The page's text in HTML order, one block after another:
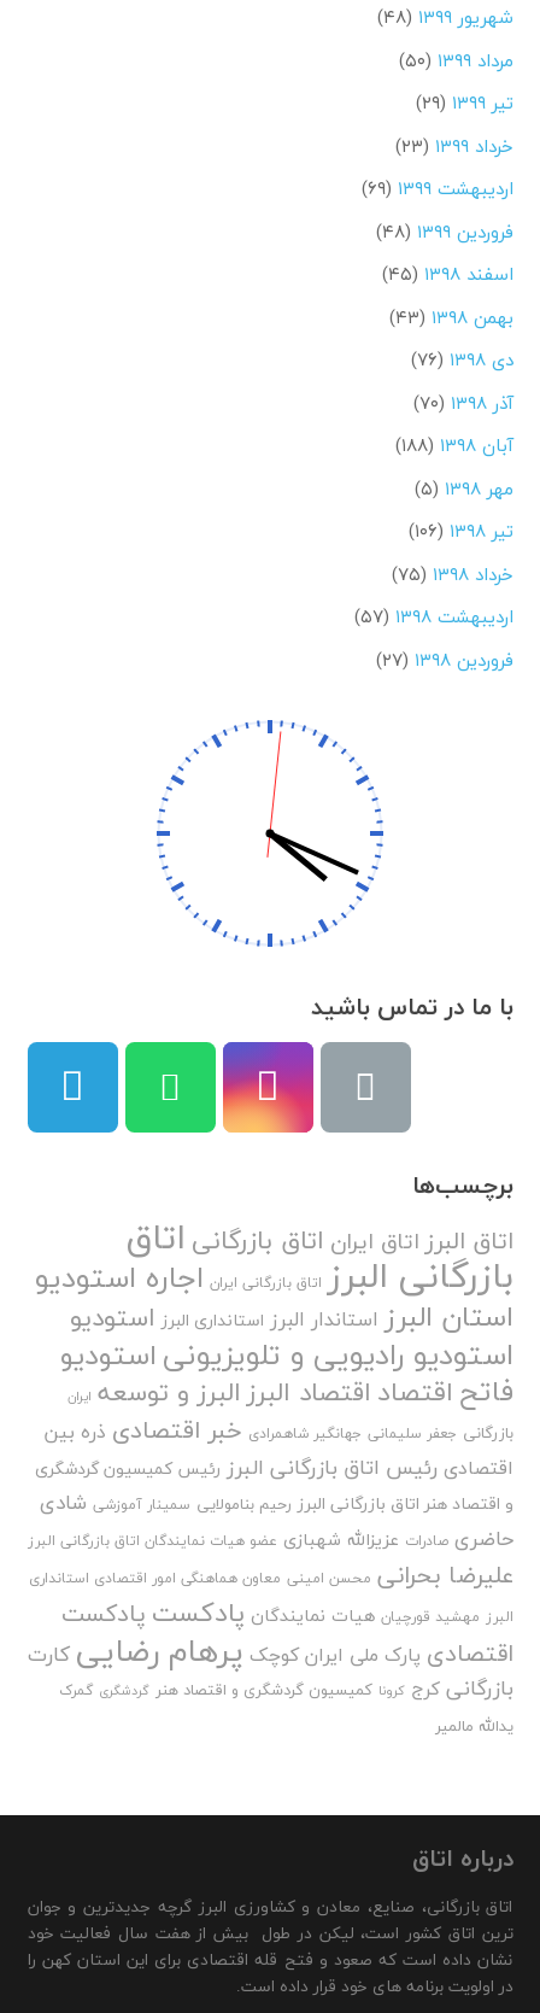
شهریور ۱۳۹۹
(۴۸)
مرداد ۱۳۹۹
(۵۰)
تیر ۱۳۹۹
(۲۹)
خرداد ۱۳۹۹
(۲۳)
اردیبهشت ۱۳۹۹
(۶۹)
فروردین ۱۳۹۹
(۴۸)
اسفند ۱۳۹۸
(۴۵)
بهمن ۱۳۹۸
(۴۳)
دی ۱۳۹۸
(۷۶)
آذر ۱۳۹۸
(۷۰)
آبان ۱۳۹۸
(۱۸۸)
مهر ۱۳۹۸
(۵)
تیر ۱۳۹۸
(۱۰۶)
خرداد ۱۳۹۸
(۷۵)
اردیبهشت ۱۳۹۸
(۵۷)
فروردین ۱۳۹۸
(۲۷)
با ما در تماس باشید
برچسب‌ها
اتاق البرز اتاق ایران اتاق بازرگانی اتاق
بازرگانی البرز اتاق بازرگانی ایران اجاره استودیو
استان البرز استاندار البرز استانداری البرز استودیو
استودیو رادیویی و تلویزیونیاستودیو
فاتح اقتصاد اقتصاد البرزالبرز و توسعه ایران
بازرگانی جعفر سلیمانی جهانگیر شاهمرادی خبر اقتصادی ذره بین
اقتصادی رئیس اتاق بازرگانی البرز رئیس کمیسیون گردشگری
و اقتصاد هنر اتاق بازرگانی البرز رحیم بنامولایی سمینار آموزشی شادی
حاضری صادرات عزیزالله شهبازی عضو هیات نمایندگان اتاق بازرگانی البرز
علیرضا بحرانی محسن امینی معاون هماهنگی امور اقتصادی استانداری
البرز مهشید قورچیان هیات نمایندگان پادکست پادکست
اقتصادی پارک ملی ایران کوچک پرهام رضایی کارت
بازرگانی کرج کرونا کمیسیون گردشگری و اقتصاد هنر گردشگری گمرک
یدالله مالمیر
درباره اتاق
اتاق بازرگانی، صنایع، معادن و کشاورزی البرز گرچه جدیدترین و جوان
ترین اتاق کشور است، لیکن در طول بیش از هفت سال فعالیت خود
نشان داده است که صعود و فتح قله اقتصادی برای این استان کهن را
در اولویت برنامه های خود قرار داده است.